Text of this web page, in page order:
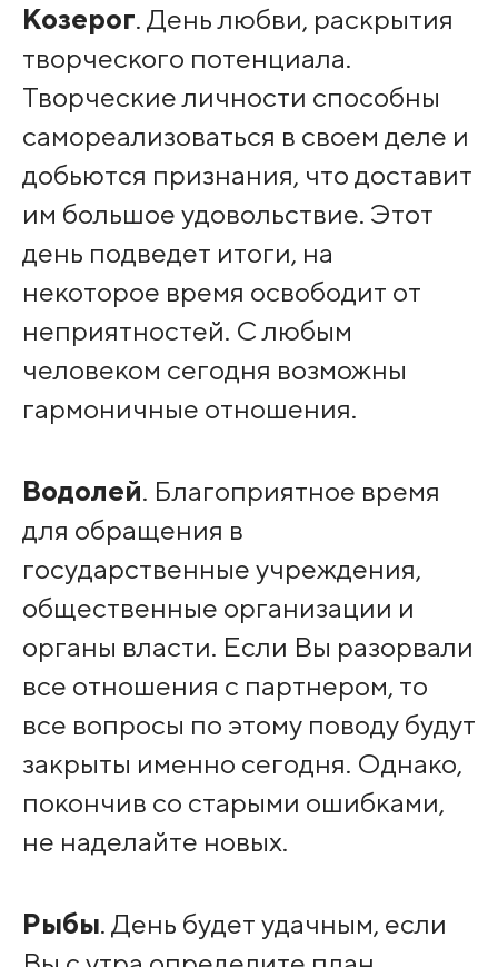
Козерог. День любви, раскрытия
творческого потенциала.
Творческие личности способны
самореализоваться в своем деле и
добьются признания, что доставит
им большое удовольствие. Этот
день подведет итоги, на
некоторое время освободит от
неприятностей. С любым
человеком сегодня возможны
гармоничные отношения.
Водолей. Благоприятное время
для обращения в
государственные учреждения,
общественные организации и
органы власти. Если Вы разорвали
все отношения с партнером, то
все вопросы по этому поводу будут
закрыты именно сегодня. Однако,
покончив со старыми ошибками,
не наделайте новых.
Рыбы. День будет удачным, если